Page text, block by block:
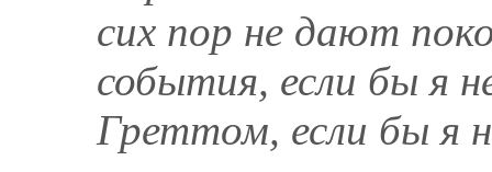
сих пор не дают
события, если бы я
Греттом, если бы я